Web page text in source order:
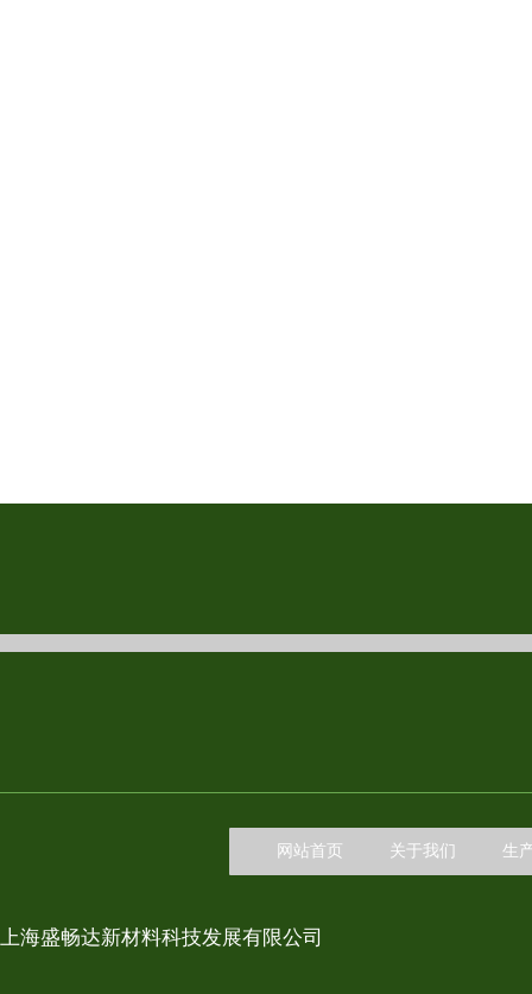
网站首页 关于我们 生
上海盛畅达新材料科技发展有限公司